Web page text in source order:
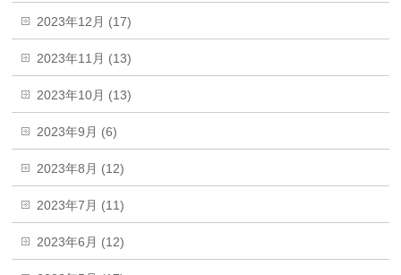
2023年12月 (17)
2023年11月 (13)
2023年10月 (13)
2023年9月 (6)
2023年8月 (12)
2023年7月 (11)
2023年6月 (12)